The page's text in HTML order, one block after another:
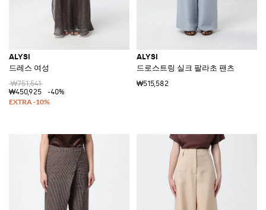
ALYSI
드레스 여성
₩751,541
₩450,925
-40%
ALYSI
드로스트링 실크 팔라초 팬츠
₩515,582